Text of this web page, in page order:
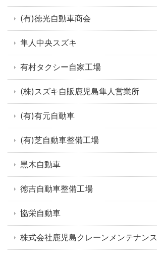
(有)徳光自動車商会
隼人中央スズキ
有村タクシー自家工場
(株)スズキ自販鹿児島隼人営業所
(有)有元自動車
(有)芝自動車整備工場
黒木自動車
徳吉自動車整備工場
協栄自動車
株式会社鹿児島クレーンメンテナンス